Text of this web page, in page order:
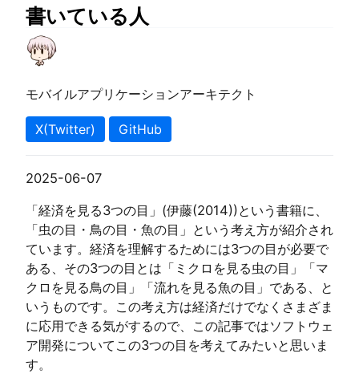
書いている人
モバイルアプリケーションアーキテクト
X(Twitter) GitHub
2025-06-07
「経済を見る3つの目」(伊藤(2014))という書籍に、
「虫の目・鳥の目・魚の目」という考え方が紹介され
ています。経済を理解するためには3つの目が必要で
ある、その3つの目とは「ミクロを見る虫の目」「マ
クロを見る鳥の目」「流れを見る魚の目」である、と
いうものです。この考え方は経済だけでなくさまざま
に応用できる気がするので、この記事ではソフトウェ
ア開発についてこの3つの目を考えてみたいと思いま
す。